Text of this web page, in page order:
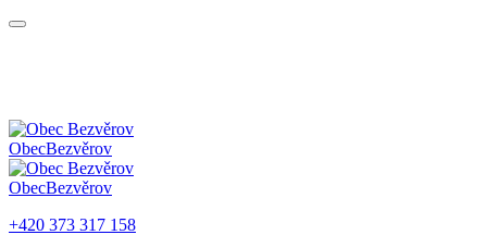
ObecBezvěrov
ObecBezvěrov
+420 373 317 158